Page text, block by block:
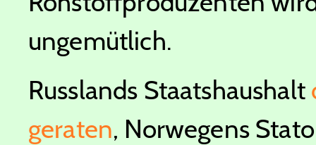
ungemütlich.
Russlands Staatshaushalt
geraten, Norwegens